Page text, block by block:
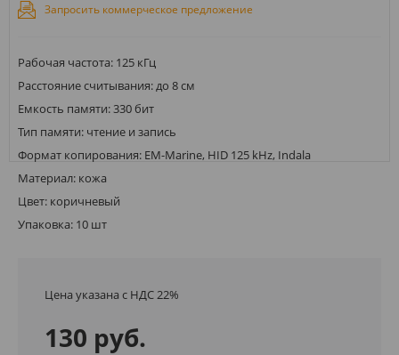
Запросить коммерческое предложение
Рабочая частота: 125 кГц
Расстояние считывания: до 8 см
Емкость памяти: 330 бит
Тип памяти: чтение и запись
Формат копирования: EM-Marine, HID 125 kHz, Indala
Материал: кожа
Цвет: коричневый
Упаковка: 10 шт
Цена указана с НДС 22%
130 руб.